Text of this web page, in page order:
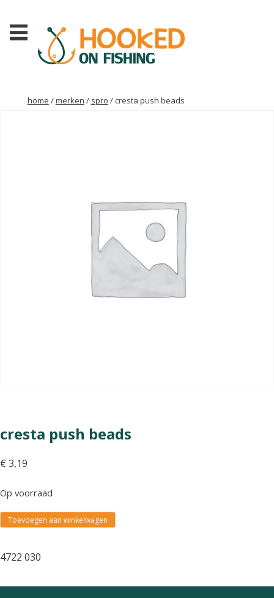
home /merken / spro / cresta push beads
cresta push beads
€ 3,19
Op voorraad
Toevoegen aan winkelwagen
4722 030